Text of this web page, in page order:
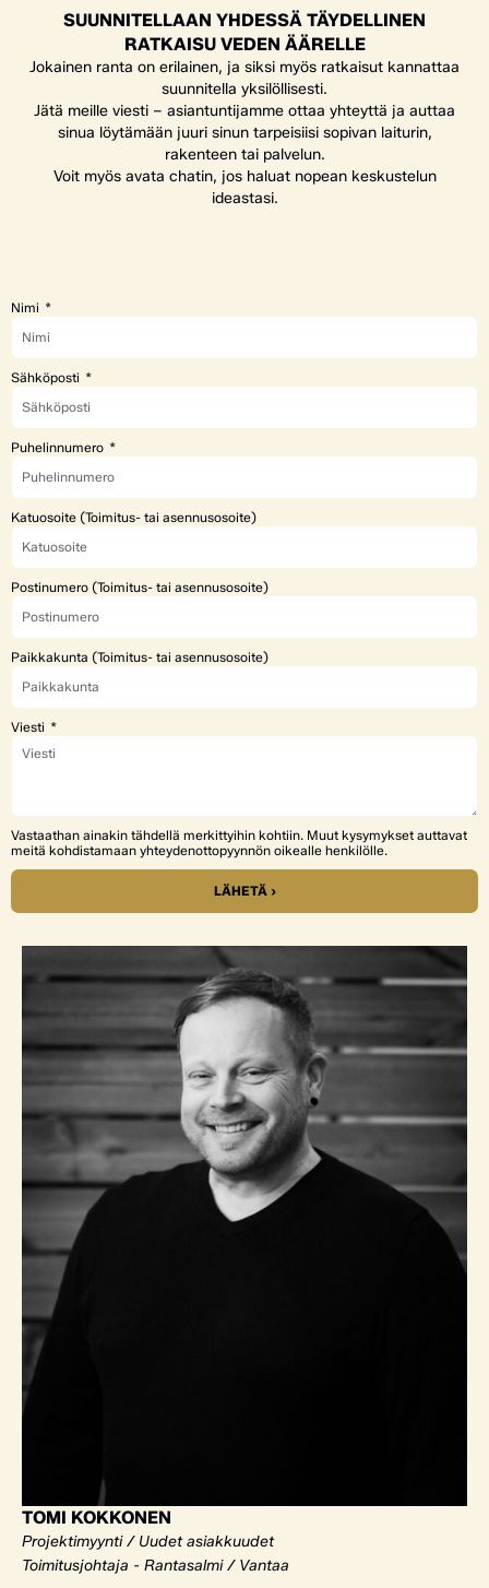
SUUNNITELLAAN YHDESSÄ TÄYDELLINEN
RATKAISU VEDEN ÄÄRELLE
Jokainen ranta on erilainen, ja siksi myös ratkaisut kannattaa
suunnitella yksilöllisesti.
Jätä meille viesti – asiantuntijamme ottaa yhteyttä ja auttaa
sinua löytämään juuri sinun tarpeisiisi sopivan laiturin,
rakenteen tai palvelun.
Voit myös avata chatin, jos haluat nopean keskustelun
ideastasi.
Nimi
Sähköposti
Puhelinnumero
Katuosoite (Toimitus- tai asennusosoite)
Postinumero (Toimitus- tai asennusosoite)
Paikkakunta (Toimitus- tai asennusosoite)
Viesti
Vastaathan ainakin tähdellä merkittyihin kohtiin. Muut kysymykset auttavat
meitä kohdistamaan yhteydenottopyynnön oikealle henkilölle.
LÄHETÄ ›
TOMI KOKKONEN
Projektimyynti / Uudet asiakkuudet
Toimitusjohtaja - Rantasalmi / Vantaa